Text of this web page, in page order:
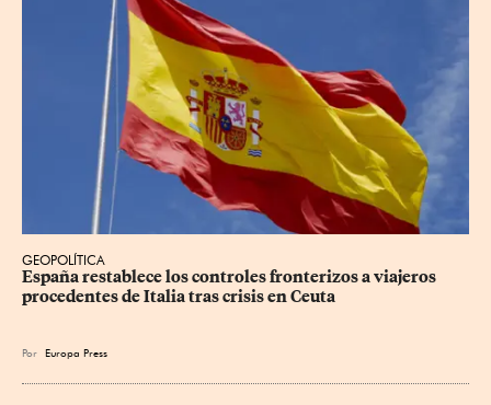
GEOPOLÍTICA
España restablece los controles fronterizos a viajeros
procedentes de Italia tras crisis en Ceuta
Por Europa Press